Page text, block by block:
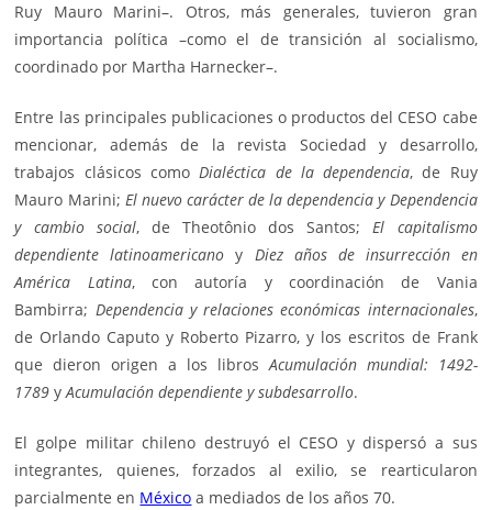
Ruy Mauro Marini–. Otros, más generales, tuvieron gran
importancia política –como el de transición al socialismo,
coordinado por Martha Harnecker–.
Entre las principales publicaciones o productos del CESO cabe
mencionar, además de la revista Sociedad y desarrollo,
trabajos clásicos comoDialéctica de la dependencia, de Ruy
Mauro Marini; El nuevo carácter de la dependencia y Dependencia
y cambio social, de Theotônio dos Santos;El capitalismo
dependiente latinoamericano y Diez años de insurrección en
América Latina, con autoría y coordinación de Vania
Bambirra; Dependencia y relaciones económicas internacionales,
de Orlando Caputo y Roberto Pizarro, y los escritos de Frank
que dieron origen a los librosAcumulación mundial: 1492-
1789 yAcumulación dependiente y subdesarrollo.
El golpe militar chileno destruyó el CESO y dispersó a sus
integrantes, quienes, forzados al exilio, se rearticularon
parcialmente en México a mediados de los años 70.